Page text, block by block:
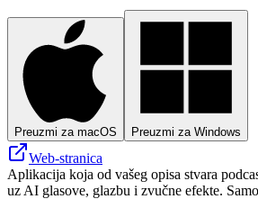
Preuzmi za macOS Preuzmi za Windows
Web-stranica
Aplikacija koja od vašeg opisa stvara
uz AI glasove, glazbu i zvučne efekte.